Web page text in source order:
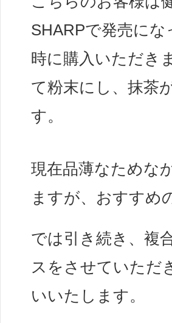
SHARPで発売に
時に購入いただき
て粉末にし、抹茶
す。
現在品薄なためな
ますが、おすすめ
では引き続き、複
スをさせていただ
いいたします。